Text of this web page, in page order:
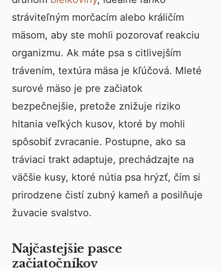
stráviteľným morčacím alebo králičím
mäsom, aby ste mohli pozorovať reakciu
organizmu. Ak máte psa s citlivejším
trávením, textúra mäsa je kľúčová. Mleté
surové mäso je pre začiatok
bezpečnejšie, pretože znižuje riziko
hltania veľkých kusov, ktoré by mohli
spôsobiť zvracanie. Postupne, ako sa
tráviaci trakt adaptuje, prechádzajte na
väčšie kusy, ktoré nútia psa hrýzť, čím si
prirodzene čistí zubný kameň a posilňuje
žuvacie svalstvo.
Najčastejšie pasce
začiatočníkov